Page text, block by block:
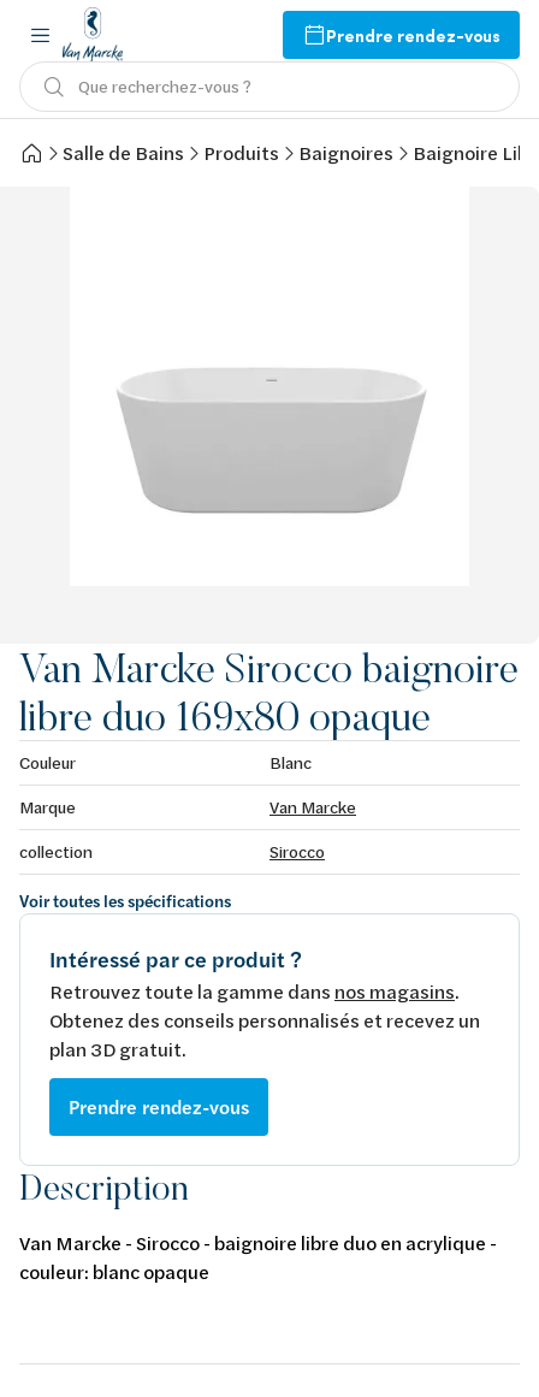
Prendre rendez-vous
Que recherchez-vous ?
Salle de Bains Produits Baignoires Baignoire
Van Marcke Sirocco baignoire
libre duo 169x80 opaque
Couleur
Blanc
Marque
Van Marcke
collection
Sirocco
Voir toutes les spécifications
Intéressé par ce produit ?
Retrouvez toute la gamme dans nos magasins.
Obtenez des conseils personnalisés et recevez un
plan 3D gratuit.
Prendre rendez-vous
Description
Van Marcke - Sirocco - baignoire libre duo en acrylique -
couleur: blanc opaque